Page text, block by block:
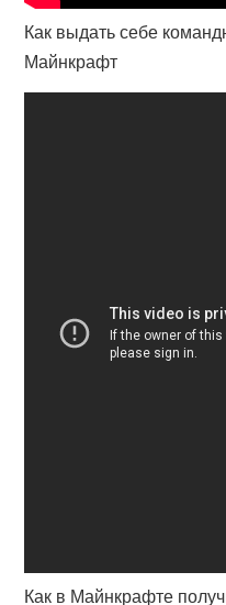
Как выдать себе
Майнкрафт
Как в Майнкрафте